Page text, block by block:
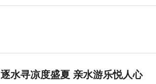
逐水寻凉度盛夏 亲水游乐悦人心